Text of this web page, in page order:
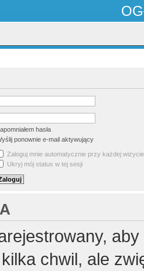
hasła
ponownie e-mail aktywujący
Zaloguj mnie automatycznie przy każdej wizycie
Ukryj mój status w tej sesji
chwil, ale